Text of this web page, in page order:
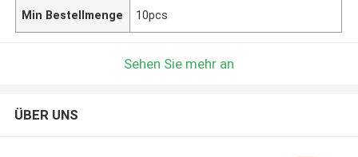
Min Bestellmenge 10pcs
Sehen Sie mehr an
ÜBER UNS